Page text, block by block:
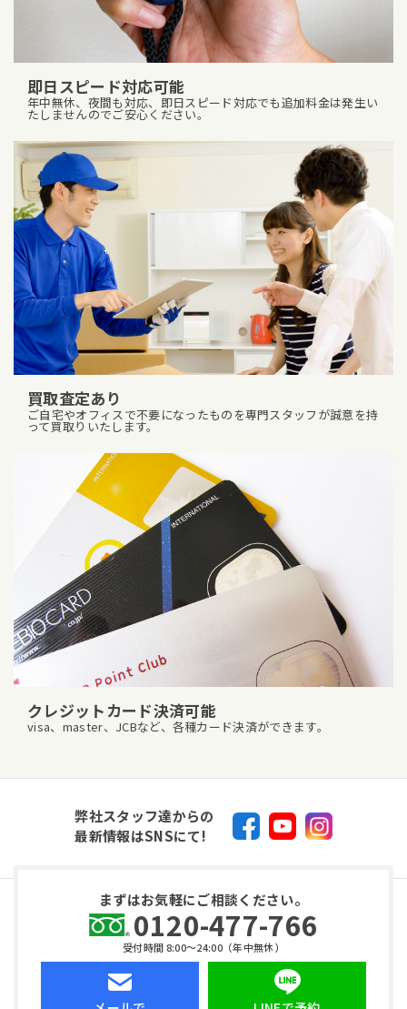
即日スピード対応可能
年中無休、夜間も対応、即日スピード対応でも追加料金は発生い
たしませんのでご安心ください。
買取査定あり
ご自宅やオフィスで不要になったものを専門スタッフが誠意を持
って買取りいたします。
クレジットカード決済可能
visa、master、JCBなど、各種カード決済ができます。
弊社スタッフ達からの
最新情報はSNSにて!
まずはお気軽にご相談ください。
0120-477-766
受付時間 8:00〜24:00（年中無休）